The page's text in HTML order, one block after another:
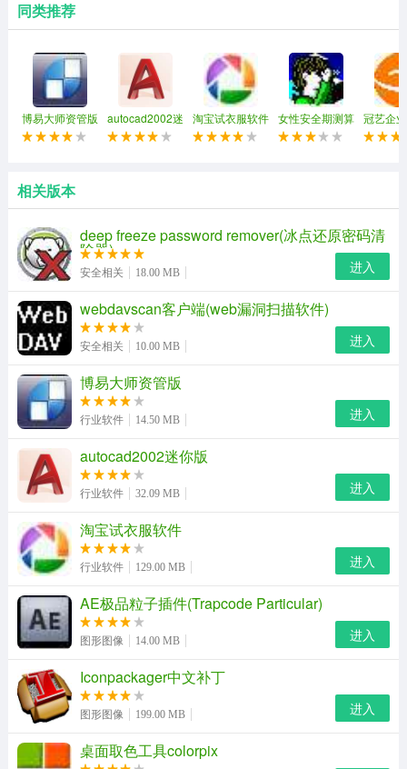
规范内容：
本规范修订的主要技术内容是：1.增加了术语和室内环
划分为一、二、三、四、五级，并修订了相应条文；4.适
应旅馆建筑使用、管理、技术方面发展的要求，对相关条
文进行了修订。本规范中以黑体字标志的条文为强制性条
文，必须严格执行。本规范由住房和城乡建设部负责管理
和对强制性条文的解释，由中国建筑设计研究院负责具体
技术内容的解释。
同类推荐
博易大师资管版
autocad2002迷
你版
淘宝试衣服软件 女性安全期测算
软件
冠艺企
索软件(
相关版本
deep freeze password remover(冰点还原密码清
除器)
安全相关 18.00 MB 进入
webdavscan客户端(web漏洞扫描软件)
安全相关 10.00 MB 进入
博易大师资管版
行业软件 14.50 MB 进入
autocad2002迷你版
行业软件 32.09 MB 进入
淘宝试衣服软件
行业软件 129.00 MB 进入
AE极品粒子插件(Trapcode Particular)
图形图像 14.00 MB 进入
Iconpackager中文补丁
图形图像 199.00 MB 进入
桌面取色工具colorpix